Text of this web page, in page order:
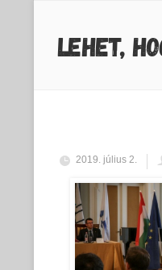
LEHET,
2019. július 2.